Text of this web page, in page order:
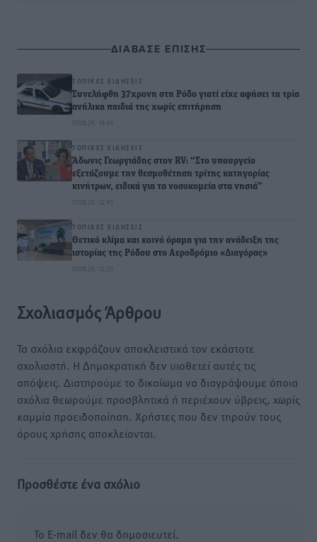
ΔΙΑΒΑΣΕ ΕΠΙΣΗΣ
ΤΟΠΙΚΈΣ ΕΙΔΉΣΕΙΣ
Συνελήφθη 37χρονη στη Ρόδο γιατί είχε αφήσει τα τρία
ανήλικα παιδιά της χωρίς επιτήρηση
07.08.26 · 14:44
ΤΟΠΙΚΈΣ ΕΙΔΉΣΕΙΣ
Άδωνις Γεωργιάδης στον RV: “Στο υπουργείο
εξετάζουμε την θεσμοθέτηση τρίτης κατηγορίας
κινήτρων, ειδικά για τα νοσοκομεία στα νησιά”
07.08.26 · 12:45
ΤΟΠΙΚΈΣ ΕΙΔΉΣΕΙΣ
Θετικό κλίμα και κοινό όραμα για την ανάδειξη της
ιστορίας της Ρόδου στο Αεροδρόμιο «Διαγόρας»
07.08.26 · 12:29
Σχολιασμός Άρθρου
Τα σχόλια εκφράζουν αποκλειστικά τον εκάστοτε
σχολιαστή. Η Δημοκρατική δεν υιοθετεί αυτές τις
απόψεις. Διατηρούμε το δικαίωμα να διαγράψουμε όποια
σχόλια θεωρούμε προσβλητικά ή περιέχουν ύβρεις, χωρίς
καμμία προειδοποίηση. Χρήστες που δεν τηρούν τους
όρους χρήσης αποκλείονται.
Προσθέστε ένα σχόλιο
Το E-mail δεν θα δημοσιευτεί.